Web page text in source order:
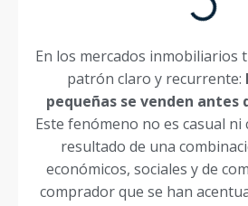
En los mercados inmobiliarios
patrón claro y recurrente:
pequeñas se venden antes
Este fenómeno no es casual
resultado de una
económicos, sociales y de
comprador que se han